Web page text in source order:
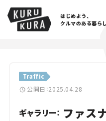
はじめよう、
クルマのある暮らし
Traffic
公開日：2025.04.28
ギャラリー： ファス
Cars
Lifestyle